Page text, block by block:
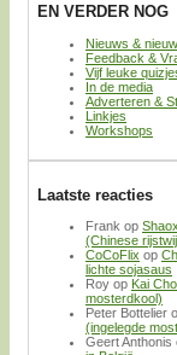
EN VERDER NOG
Nieuws &
Feedback &
Vijf leuke
In de media
Adverteren &
Linkjes
Workshops
Laatste reacties
Frank op
(Chinese
CoCoFlix op
lichte sojasaus
Roy op Kai
mosterdkool)
Peter Bottelier
(ingelegde
Geert Anthonis